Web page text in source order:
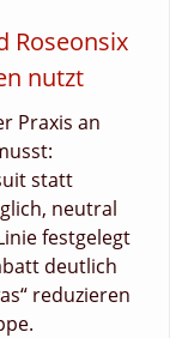
Roseonsix
nutzt
Praxis an
statt
neutral
festgelegt
deutlich
reduzieren